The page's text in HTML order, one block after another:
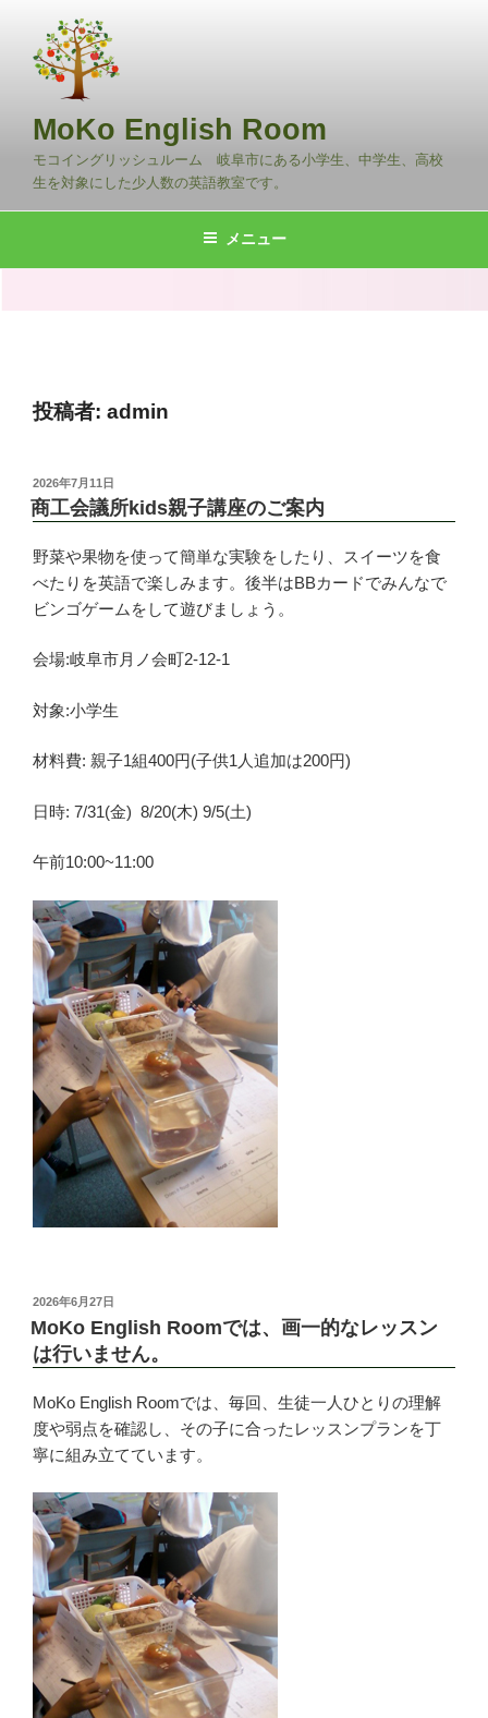
MoKo English Room
モコイングリッシュルーム 岐阜市にある小学生、中学生、高校
生を対象にした少人数の英語教室です。
メニュー
投稿者: admin
投
稿
日:
2026年7月11日
商工会議所kids親子講座のご案内
野菜や果物を使って簡単な実験をしたり、スイーツを食
べたりを英語で楽しみます。後半はBBカードでみんなで
ビンゴゲームをして遊びましょう。
会場:岐阜市月ノ会町2-12-1
対象:小学生
材料費: 親子1組400円(子供1人追加は200円)
日時: 7/31(金) 8/20(木) 9/5(土)
午前10:00~11:00
投
稿
2026年6月27日
MoKo English Roomでは、画一的なレッスン
は行いません。
MoKo English Roomでは、毎回、生徒一人ひとりの理解
度や弱点を確認し、その子に合ったレッスンプランを丁
寧に組み立てています。